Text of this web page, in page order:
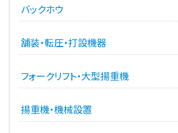
バックホウ
舗装・転圧・打設機器
フォークリフト・大型揚重機
揚重機・機械設置